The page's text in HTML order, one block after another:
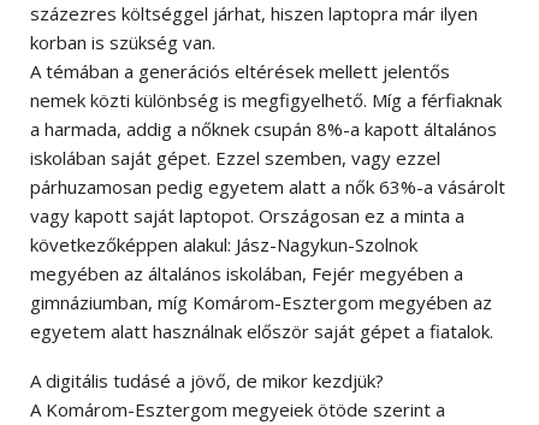
százezres költséggel járhat, hiszen laptopra már ilyen
korban is szükség van.
A témában a generációs eltérések mellett jelentős
nemek közti különbség is megfigyelhető. Míg a férfiaknak
a harmada, addig a nőknek csupán 8%-a kapott általános
iskolában saját gépet. Ezzel szemben, vagy ezzel
párhuzamosan pedig egyetem alatt a nők 63%-a vásárolt
vagy kapott saját laptopot. Országosan ez a minta a
következőképpen alakul: Jász-Nagykun-Szolnok
megyében az általános iskolában, Fejér megyében a
gimnáziumban, míg Komárom-Esztergom megyében az
egyetem alatt használnak először saját gépet a fiatalok.
A digitális tudásé a jövő, de mikor kezdjük?
A Komárom-Esztergom megyeiek ötöde szerint a